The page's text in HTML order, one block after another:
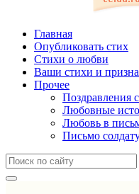
Главная
Опубликовать стих
Стихи о любви
Ваши стихи и
Прочее
Поздравления
Любовные
Любовь в
Письмо